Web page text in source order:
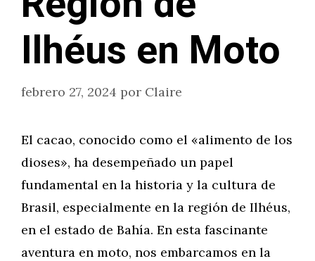
Ilhéus en Moto
febrero 27, 2024 por Claire
El cacao, conocido como el «alimento de los
dioses», ha desempeñado un papel
fundamental en la historia y la cultura de
Brasil, especialmente en la región de Ilhéus,
en el estado de Bahía. En esta fascinante
aventura en moto, nos embarcamos en la